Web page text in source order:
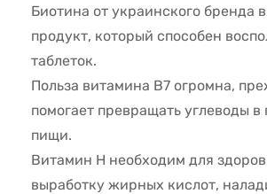
Биотина от украинского бренда
продукт, который способен
таблеток.
Польза витамина В7 огромна,
помогает превращать углеводы
пищи.
Витамин Н необходим для
выработку жирных кислот,